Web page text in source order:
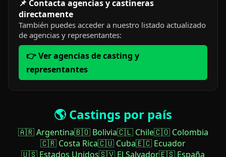
📌 Contacta agencias y castineras
directamente
También puedes acceder a nuestro listado actualizado
de agencias y representantes:
👉 Ver agencias de casting y
representantes
🌎 Castings por país
🇦🇷 Argentina🇧🇴 Bolivia🇨🇱 Chile🇨🇴 Colombia
🇨🇷 Costa Rica🇨🇺 Cuba🇪🇨 Ecuador
🇺🇸 Estados Unidos🇸🇻 El Salvador🇪🇸 España